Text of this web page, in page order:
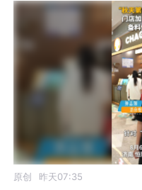
原创 昨天07:35